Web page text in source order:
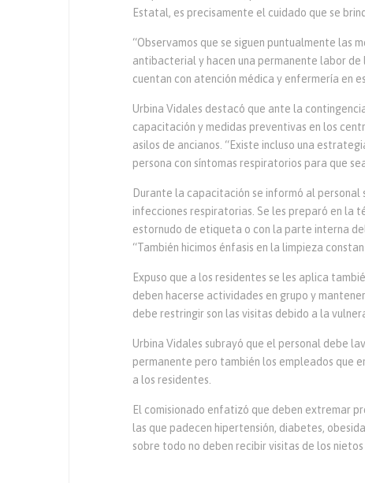
Estatal, es precisamente el cuidado que se
“Observamos que se siguen puntualmente las
antibacterial y hacen una permanente labor
cuentan con atención médica y enfermería en
Urbina Vidales destacó que ante la
capacitación y medidas preventivas en los
asilos de ancianos. “Existe incluso una
persona con síntomas respiratorios para que
Durante la capacitación se informó al
infecciones respiratorias. Se les preparó en la
estornudo de etiqueta o con la parte interna
“También hicimos énfasis en la limpieza
Expuso que a los residentes se les aplica
deben hacerse actividades en grupo y
debe restringir son las visitas debido a la
Urbina Vidales subrayó que el personal debe
permanente pero también los empleados que
a los residentes.
El comisionado enfatizó que deben extremar
las que padecen hipertensión, diabetes,
sobre todo no deben recibir visitas de los